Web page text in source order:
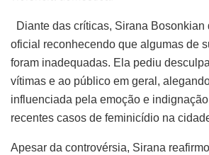
Diante das críticas, Sirana Bosonkian
oficial reconhecendo que algumas de
foram inadequadas. Ela pediu
vítimas e ao público em geral,
influenciada pela emoção e
recentes casos de feminicídio na
Apesar da controvérsia, Sirana